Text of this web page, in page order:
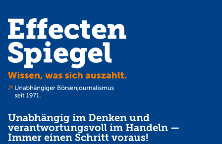
Unabhängig im Denken und
verantwortungsvoll im Handeln —
Immer einen Schritt voraus!